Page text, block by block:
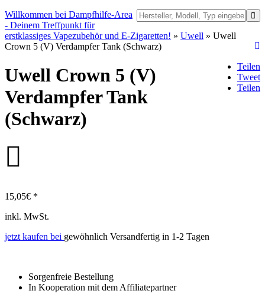
Willkommen bei Dampfhilfe-Area
- Deinem Treffpunkt für
erstklassiges Vapezubehör und E-Zigaretten! » Uwell » Uwell
Crown 5 (V) Verdampfer Tank (Schwarz)
Teilen
Tweet
Teilen
Uwell Crown 5 (V)
Verdampfer Tank
(Schwarz)
15,05€ *
inkl. MwSt.
jetzt kaufen bei gewöhnlich Versandfertig in 1-2 Tagen
Sorgenfreie Bestellung
In Kooperation mit dem Affiliatepartner